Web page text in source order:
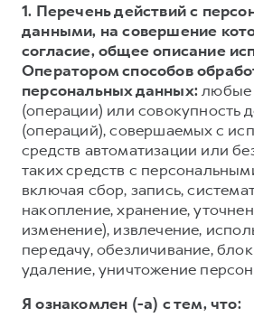
1. Перечень действий с
данными, на совершение
согласие, общее описание
Оператором способов
персональных данных:любые
(операции) или совокупность
(операций), совершаемых с
средств автоматизации или
таких средств с
включая сбор, запись,
накопление, хранение,
изменение), извлечение,
передачу, обезличивание,
удаление, уничтожение
Я ознакомлен (-а) с тем, что: